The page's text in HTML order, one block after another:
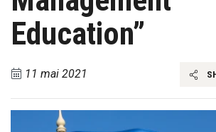
Education”
11 mai 2021